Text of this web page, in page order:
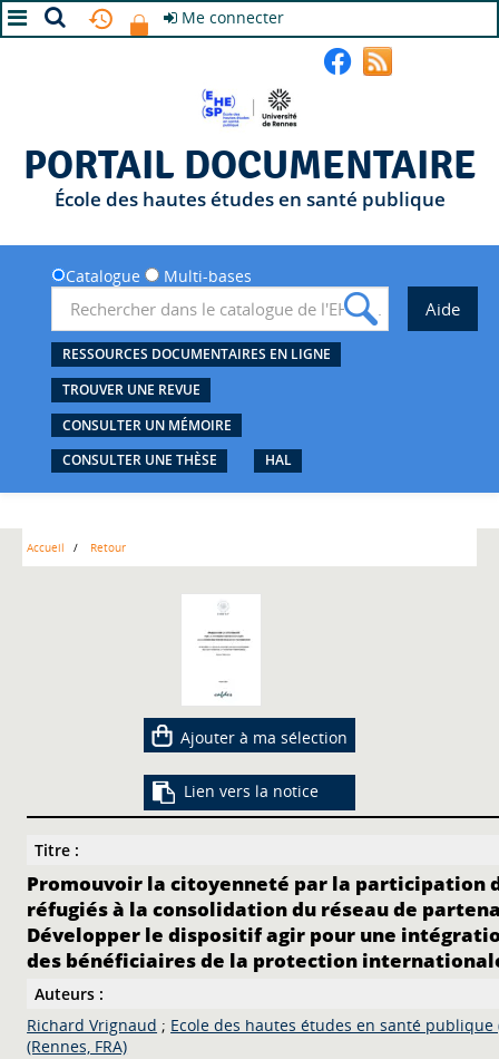
Me connecter
PORTAIL DOCUMENTAIRE
École des hautes études en santé publique
Catalogue Multi-bases
RESSOURCES DOCUMENTAIRES EN LIGNE
TROUVER UNE REVUE
CONSULTER UN MÉMOIRE
CONSULTER UNE THÈSE
HAL
Accueil Retour
Ajouter à ma sélection
Lien vers la notice
Titre :
Promouvoir la citoyenneté par la participation
réfugiés à la consolidation du réseau de
Développer le dispositif agir pour une
des bénéficiaires de la protection
Auteurs :
Richard Vrignaud ; Ecole des hautes études en santé publique
(Rennes, FRA)